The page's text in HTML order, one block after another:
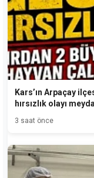
Kars’ın Arpaçay
hırsızlık olayı
3 saat önce